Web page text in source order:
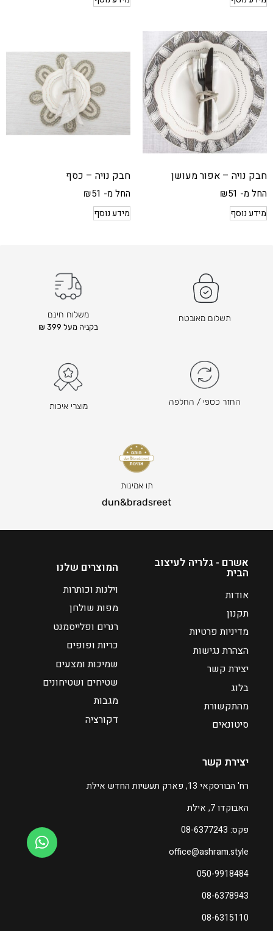
חבק נויה – אפור מעושן
החל מ- ₪51
מידע נוסף
חבק נויה – כסף
החל מ- ₪51
מידע נוסף
תשלום מאובטח משלוח חינם
בקניה מעל 399 ₪
החזר כספי / החלפה מוצרי איכות
תו אמינות
dun&bradsreet
יצירת קשר
רח' הבורסקאי 13, פארק תעשיות החדש אילת
האבוקדו 7, אילת
פקס: 08-6377243
office@ashram.style
050-9918484
08-6378943
08-6315110
המוצרים שלנו
וילנות וכותרות
מפות שולחן
רנרים ופלייסמנט
כריות ופופים
שמיכות ומצעים
שטיחים ושטיחונים
מגבות
דקורציה
אשרם - גלריה לעיצוב
הבית
אודות
תקנון
מדיניות פרטיות
הצהרת נגישות
יצירת קשר
בלוג
מהתקשורת
סיטונאים